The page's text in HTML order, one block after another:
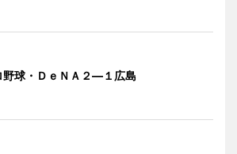
野球・ＤｅＮＡ２―１広島